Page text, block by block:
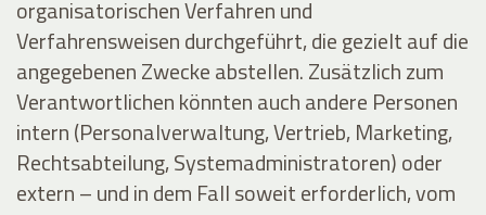
organisatorischen Verfahren und
Verfahrensweisen durchgeführt, die gezielt auf die
angegebenen Zwecke abstellen. Zusätzlich zum
Verantwortlichen könnten auch andere Personen
intern (Personalverwaltung, Vertrieb, Marketing,
Rechtsabteilung, Systemadministratoren) oder
extern – und in dem Fall soweit erforderlich, vom